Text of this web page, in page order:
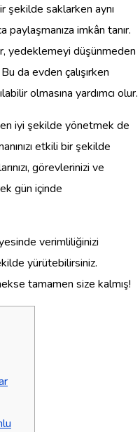
şekilde saklarken aynı
paylaşmanıza imkân tanır.
yedeklemeyi düşünmeden
da evden çalışırken
olmasına yardımcı olur.
en iyi şekilde yönetmek de
etkili bir şekilde
görevlerinizi ve
gün içinde
verimliliğinizi
yürütebilirsiniz.
tamamen size kalmış!